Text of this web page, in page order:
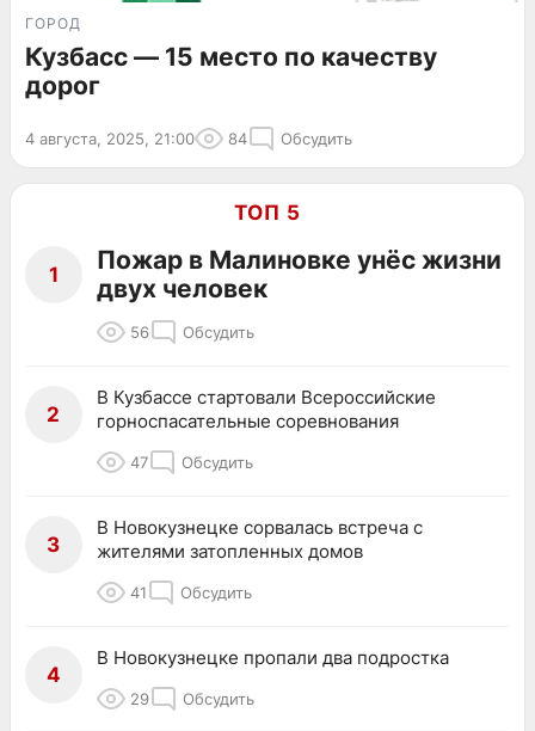
ГОРОД
Кузбасс — 15 место по качеству
дорог
4 августа, 2025, 21:00 84 Обсудить
ТОП 5
1
Пожар в Малиновке унёс жизни
двух человек
56 Обсудить
2
В Кузбассе стартовали Всероссийские
горноспасательные соревнования
47 Обсудить
3
В Новокузнецке сорвалась встреча с
жителями затопленных домов
41 Обсудить
4
В Новокузнецке пропали два подростка
29 Обсудить